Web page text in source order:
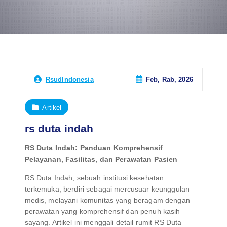
RsudIndonesia Feb, Rab, 2026
Artikel
rs duta indah
RS Duta Indah: Panduan Komprehensif
Pelayanan, Fasilitas, dan Perawatan Pasien
RS Duta Indah, sebuah institusi kesehatan
terkemuka, berdiri sebagai mercusuar keunggulan
medis, melayani komunitas yang beragam dengan
perawatan yang komprehensif dan penuh kasih
sayang. Artikel ini menggali detail rumit RS Duta